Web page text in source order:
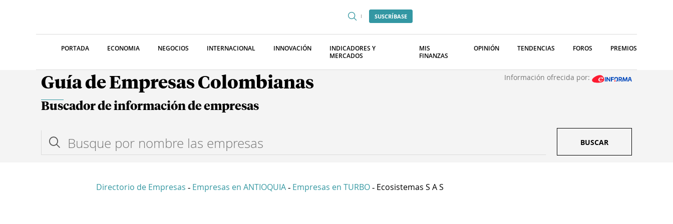
SUSCRÍBASE
PORTADA ECONOMIA NEGOCIOS INTERNACIONAL INNOVACIÓN
INDICADORES Y
MERCADOS
MIS
FINANZAS
OPINIÓN TENDENCIAS FOROS PREMIOS
Guía de Empresas Colombianas Información ofrecida por:
Buscador de información de empresas
BUSCAR
Directorio de Empresas - Empresas en ANTIOQUIA - Empresas en TURBO - Ecosistemas S A S